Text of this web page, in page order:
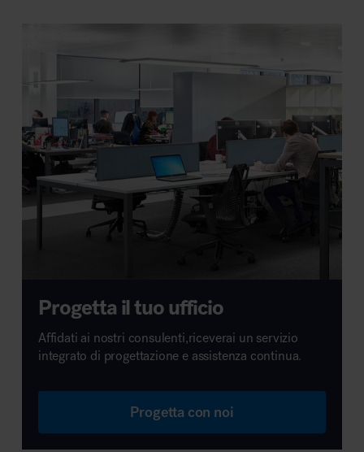
Progetta il tuo ufficio
Affidati ai nostri consulenti,riceverai un servizio
integrato di progettazione e assistenza continua.
Progetta con noi